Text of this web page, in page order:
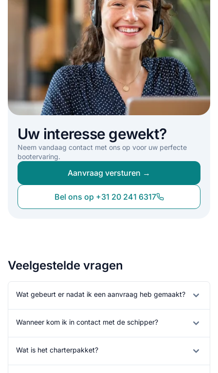
Uw interesse gewekt?
Neem vandaag contact met ons op voor uw perfecte
bootervaring.
Aanvraag versturen →
Bel ons op +31 20 241 6317
Veelgestelde vragen
Wat gebeurt er nadat ik een aanvraag heb gemaakt?
Wanneer kom ik in contact met de schipper?
Wat is het charterpakket?